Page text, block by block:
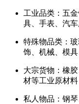
工业品类：五
具、手表、汽
特殊物品类：
饰、机械、模
大宗货物：橡
材等工业原材料
私人物品：钢